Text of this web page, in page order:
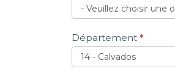
Département *